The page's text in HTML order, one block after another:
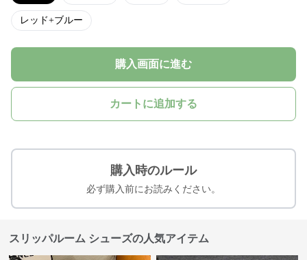
レッド+ブルー
購入画面に進む
カートに追加する
購入時のルール
必ず購入前にお読みください。
スリッパルーム シューズの人気アイテム